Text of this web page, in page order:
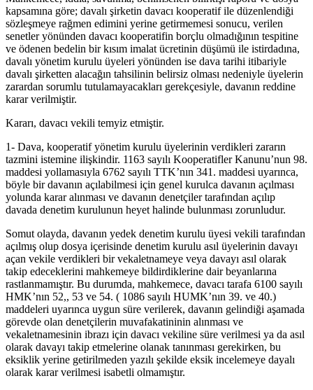
kapsamına göre; davalı şirketin davacı kooperatif ile düzenlendiği
sözleşmeye rağmen edimini yerine getirmemesi sonucu, verilen
senetler yönünden davacı kooperatifin borçlu olmadığının tespitine
ve ödenen bedelin bir kısım imalat ücretinin düşümü ile istirdadına,
davalı yönetim kurulu üyeleri yönünden ise dava tarihi itibariyle
davalı şirketten alacağın tahsilinin belirsiz olması nedeniyle üyelerin
zarardan sorumlu tutulamayacakları gerekçesiyle, davanın reddine
karar verilmiştir.
Kararı, davacı vekili temyiz etmiştir.
1- Dava, kooperatif yönetim kurulu üyelerinin verdikleri zararın
tazmini istemine ilişkindir. 1163 sayılı Kooperatifler Kanunu’nun 98.
maddesi yollamasıyla 6762 sayılı TTK’nın 341. maddesi uyarınca,
böyle bir davanın açılabilmesi için genel kurulca davanın açılması
yolunda karar alınması ve davanın denetçiler tarafından açılıp
davada denetim kurulunun heyet halinde bulunması zorunludur.
Somut olayda, davanın yedek denetim kurulu üyesi vekili tarafından
açılmış olup dosya içerisinde denetim kurulu asıl üyelerinin davayı
açan vekile verdikleri bir vekaletnameye veya davayı asıl olarak
takip edeceklerini mahkemeye bildirdiklerine dair beyanlarına
rastlanmamıştır. Bu durumda, mahkemece, davacı tarafa 6100 sayılı
HMK’nın 52,, 53 ve 54. ( 1086 sayılı HUMK’nın 39. ve 40.)
maddeleri uyarınca uygun süre verilerek, davanın gelindiği aşamada
görevde olan denetçilerin muvafakatininin alınması ve
vekaletnamesinin ibrazı için davacı vekiline süre verilmesi ya da asıl
olarak davayı takip etmelerine olanak tanınması gerekirken, bu
eksiklik yerine getirilmeden yazılı şekilde eksik incelemeye dayalı
olarak karar verilmesi isabetli olmamıştır.